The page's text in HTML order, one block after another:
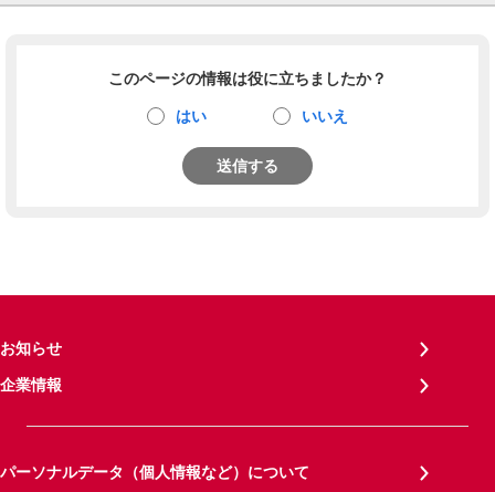
このページの情報は役に立ちましたか？
はい いいえ
送信する
お知らせ
企業情報
パーソナルデータ（個人情報など）について